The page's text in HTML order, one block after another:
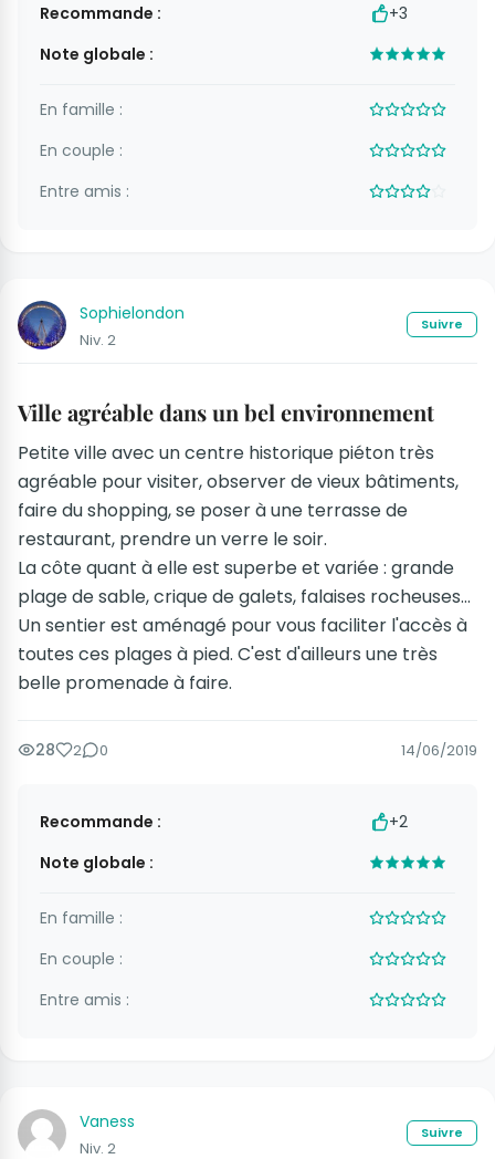
Recommande :
+3
Note globale :
En famille :
En couple :
Entre amis :
Sophielondon
Niv. 2
Suivre
Ville agréable dans un bel environnement
Petite ville avec un centre historique piéton très
agréable pour visiter, observer de vieux bâtiments,
faire du shopping, se poser à une terrasse de
restaurant, prendre un verre le soir.
La côte quant à elle est superbe et variée : grande
plage de sable, crique de galets, falaises rocheuses...
Un sentier est aménagé pour vous faciliter l'accès à
toutes ces plages à pied. C'est d'ailleurs une très
belle promenade à faire.
28 2 0 14/06/2019
Recommande :
+2
Note globale :
En famille :
En couple :
Entre amis :
Vaness
Niv. 2
Suivre